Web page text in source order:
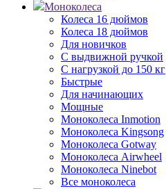
Моноколеса
Колеса 16 дюймов
Колеса 18 дюймов
Для новичков
С выдвижной ручкой
С нагрузкой до 150 кг
Быстрые
Для начинающих
Мощные
Моноколеса Inmotion
Моноколеса Kingsong
Моноколеса Gotway
Моноколеса Airwheel
Моноколеса Ninebot
Все моноколеса